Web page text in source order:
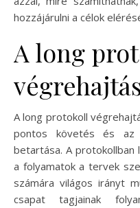
hozzájárulni a célok
A long
A long protokoll
pontos követés és az
betartása. A
a folyamatok a tervek
számára világos irányt
csapat tagjainak